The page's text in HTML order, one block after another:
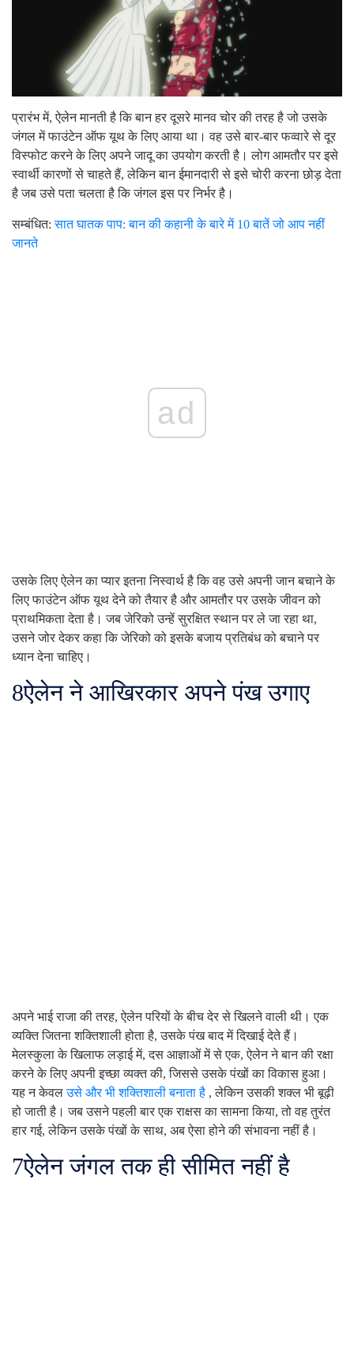
प्रारंभ में, ऐलेन मानती है कि बान हर दूसरे मानव चोर की तरह है जो उसके
जंगल में फाउंटेन ऑफ यूथ के लिए आया था। वह उसे बार-बार फव्वारे से दूर
विस्फोट करने के लिए अपने जादू का उपयोग करती है। लोग आमतौर पर इसे
स्वार्थी कारणों से चाहते हैं, लेकिन बान ईमानदारी से इसे चोरी करना छोड़ देता
है जब उसे पता चलता है कि जंगल इस पर निर्भर है।
सम्बंधित:सात घातक पाप: बान की कहानी के बारे में 10 बातें जो आप नहीं
जानते
ad
उसके लिए ऐलेन का प्यार इतना निस्वार्थ है कि वह उसे अपनी जान बचाने के
लिए फाउंटेन ऑफ यूथ देने को तैयार है और आमतौर पर उसके जीवन को
प्राथमिकता देता है। जब जेरिको उन्हें सुरक्षित स्थान पर ले जा रहा था,
उसने जोर देकर कहा कि जेरिको को इसके बजाय प्रतिबंध को बचाने पर
ध्यान देना चाहिए।
8ऐलेन ने आखिरकार अपने पंख उगाए
अपने भाई राजा की तरह, ऐलेन परियों के बीच देर से खिलने वाली थी। एक
व्यक्ति जितना शक्तिशाली होता है, उसके पंख बाद में दिखाई देते हैं।
मेलस्कुला के खिलाफ लड़ाई में, दस आज्ञाओं में से एक, ऐलेन ने बान की रक्षा
करने के लिए अपनी इच्छा व्यक्त की, जिससे उसके पंखों का विकास हुआ।
यह न केवलउसे और भी शक्तिशाली बनाता है , लेकिन उसकी शक्ल भी बूढ़ी
हो जाती है। जब उसने पहली बार एक राक्षस का सामना किया, तो वह तुरंत
हार गई, लेकिन उसके पंखों के साथ, अब ऐसा होने की संभावना नहीं है।
7ऐलेन जंगल तक ही सीमित नहीं है